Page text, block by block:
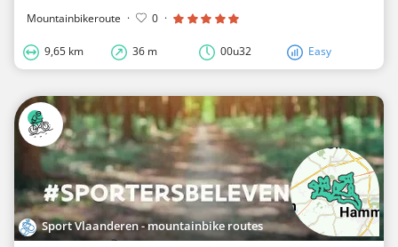
Mountainbikeroute · 0 ·
9,65 km 36 m 00u32 Easy
Sport Vlaanderen - mountainbike routes